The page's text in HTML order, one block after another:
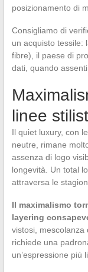
posizionamento di
Consigliamo di
un acquisto tessile:
fibre), il paese di
dati, quando
linee
Il quiet luxury, con
neutre, rimane
assenza di logo
longevità. Un total
attraversa le
Il maximalismo
layering
vistosi, mescolanza
richiede una
un’espressione più